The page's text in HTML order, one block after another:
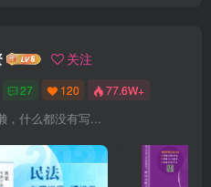
关注
27 120 77.6W+
，什么都没有写...